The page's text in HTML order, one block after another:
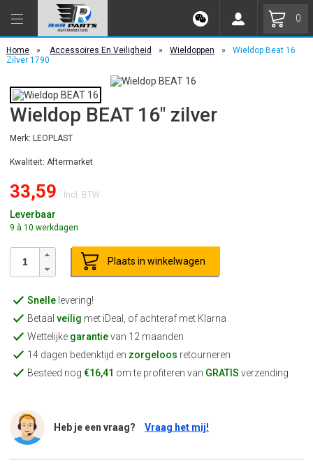
0
Home » Accessoires En Veiligheid » Wieldoppen »
Wieldop Beat 16
Zilver 1790
Wieldop BEAT 16" zilver
Merk: LEOPLAST
Kwaliteit: Aftermarket
33,59 Incl. BTW
Leverbaar
9 à 10 werkdagen
Plaats in winkelwagen
Snellelevering!
Betaal veilig met iDeal, of achteraf met Klarna
Wettelijke garantievan 12 maanden
14 dagen bedenktijd en zorgeloos retourneren
Besteed nog €16,41 om te profiteren van GRATIS verzending
Heb je een vraag? Vraag het mij!